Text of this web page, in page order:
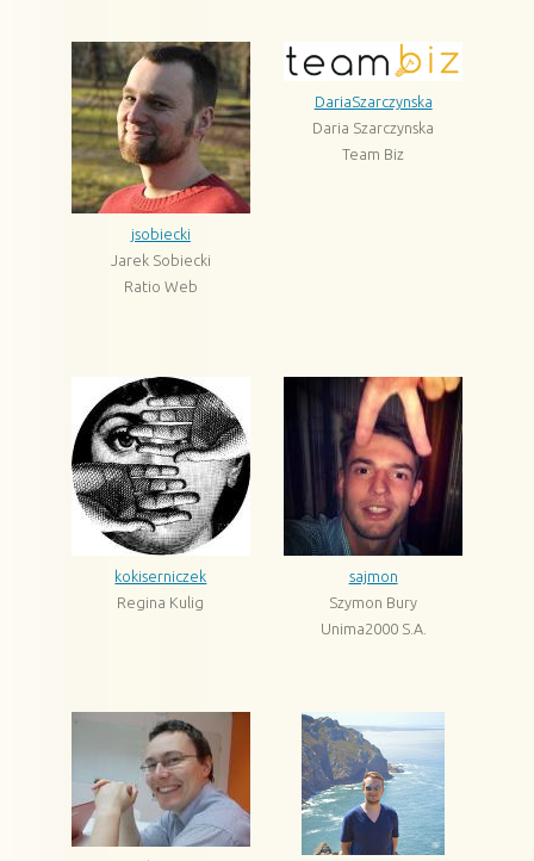
jsobiecki
Jarek Sobiecki
Ratio Web
DariaSzarczynska
Daria Szarczynska
Team Biz
kokiserniczek
Regina Kulig
sajmon
Szymon Bury
Unima2000 S.A.